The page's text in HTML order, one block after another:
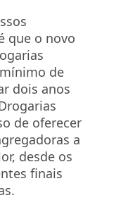
que o novo
de
dois anos
de oferecer
a
desde os
finais